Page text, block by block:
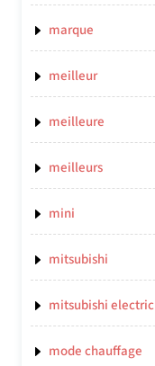
marque
meilleur
meilleure
meilleurs
mini
mitsubishi
mitsubishi electric
mode chauffage